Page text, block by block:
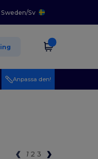
Sweden/Sv
Anpassa den!
1 2 3